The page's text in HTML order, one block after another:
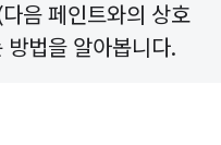
페인트와의 상호
법을 알아봅니다.